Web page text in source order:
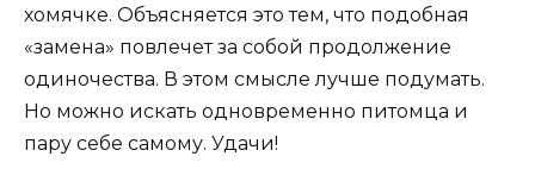
хомячке. Объясняется это тем, что подобная
«замена» повлечет за собой продолжение
одиночества. В этом смысле лучше подумать.
Но можно искать одновременно питомца и
пару себе самому. Удачи!